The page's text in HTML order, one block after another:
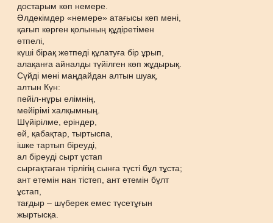
достарым көп немере.
Әлдекімдер «немере» атағысы кеп мені,
қағып көрген қолының құдіретімен
өтпелі,
күші бірақ жетпеді құлатуға бір ұрып,
алақанға айналды түйілген көп жұдырық.
Сүйді мені маңдайдан алтын шуақ,
алтын Күн:
пейіл-нұры елімнің,
мейірімі халқымның.
Шүйірілме, еріндер,
ей, қабақтар, тыртыспа,
ішке тартып біреуді,
ал біреуді сырт ұстап
сырғақтаған тірлігің сынға түсті бұл тұста;
ант етемін нан тістеп, ант етемін бұлт
ұстап,
тағдыр – шүберек емес түсетұғын
жыртысқа.